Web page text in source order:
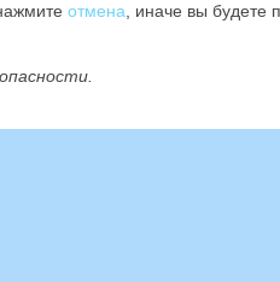
отмена , иначе вы